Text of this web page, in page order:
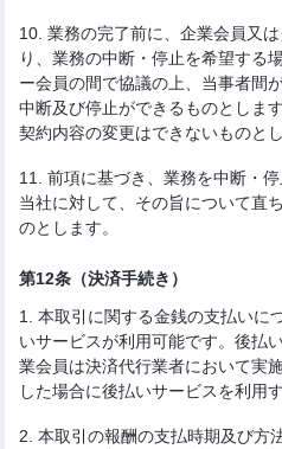
10. 業務の完了前に、企業会員又
り、業務の中断・停止を希望する
ー会員の間で協議の上、当事者間
中断及び停止ができるものとしま
契約内容の変更はできないものとし
11. 前項に基づき、業務を中断・
当社に対して、その旨について直
のとします。
第12条（決済手続き）
1. 本取引に関する金銭の支払いに
いサービスが利用可能です。後払
業会員は決済代行業者において実
した場合に後払いサービスを利用
2. 本取引の報酬の支払時期及び方